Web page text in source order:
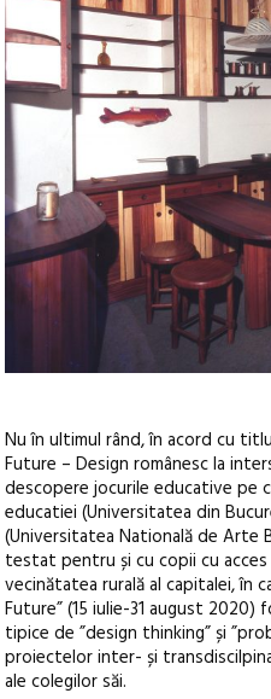
Nu în ultimul rând, în acord cu
Future – Design românesc la
descopere jocurile educative pe
educatiei (Universitatea din
(Universitatea Natională de Arte
testat pentru și cu copii cu
vecinătatea rurală al capitalei, în
Future” (15 iulie-31 august
tipice de ”design thinking” și
proiectelor inter- și
ale colegilor săi.